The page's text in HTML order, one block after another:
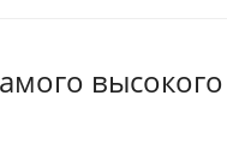
высокого